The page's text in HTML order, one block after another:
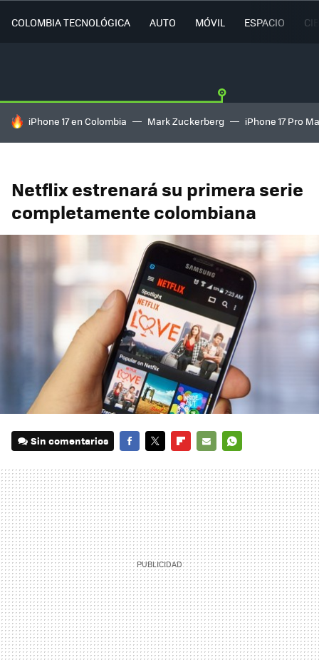
COLOMBIA TECNOLÓGICA AUTO MÓVIL ESPACIO
HOY SE HABLA DE
iPhone 17 en Colombia Mark Zuckerberg iPhone 17 Pro
Netflix estrenará su primera serie
completamente colombiana
Sin comentarios
MAIL